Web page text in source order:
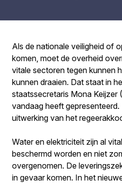
Als de nationale veiligheid of
komen, moet de overheid
vitale sectoren tegen kunnen
kunnen draaien. Dat staat in
staatssecretaris Mona Keijzer
vandaag heeft gepresenteerd.
uitwerking van het
Water en elektriciteit zijn al
beschermd worden en niet
overgenomen. De
in gevaar komen. In het